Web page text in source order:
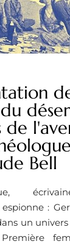
de
Bell
:
un